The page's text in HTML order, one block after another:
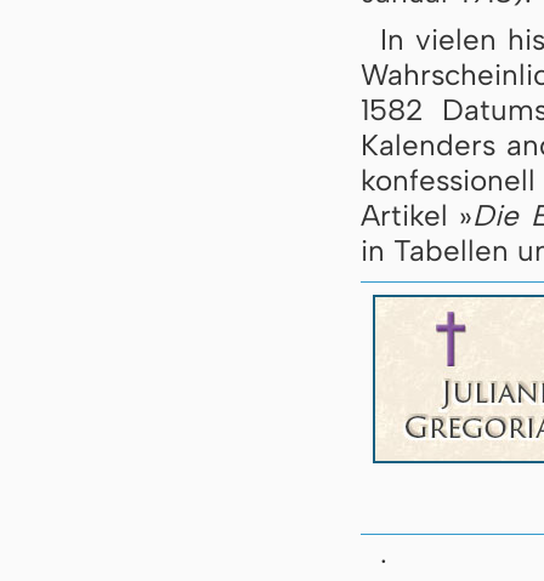
In vielen
1582
Kalenders
Artikel »Die
in Tabellen
.